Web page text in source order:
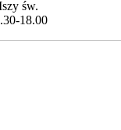
św.
18.00